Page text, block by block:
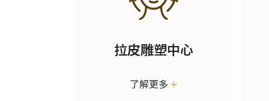
拉皮雕塑中心
了解更多